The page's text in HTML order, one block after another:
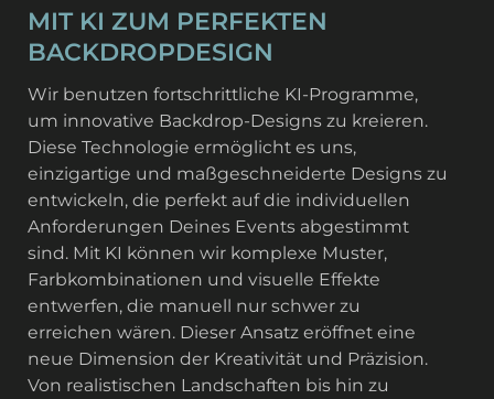
MIT KI ZUM PERFEKTEN
BACKDROPDESIGN
Wir benutzen fortschrittliche KI-Programme,
um innovative Backdrop-Designs zu kreieren.
Diese Technologie ermöglicht es uns,
einzigartige und maßgeschneiderte Designs zu
entwickeln, die perfekt auf die individuellen
Anforderungen Deines Events abgestimmt
sind. Mit KI können wir komplexe Muster,
Farbkombinationen und visuelle Effekte
entwerfen, die manuell nur schwer zu
erreichen wären. Dieser Ansatz eröffnet eine
neue Dimension der Kreativität und Präzision.
Von realistischen Landschaften bis hin zu